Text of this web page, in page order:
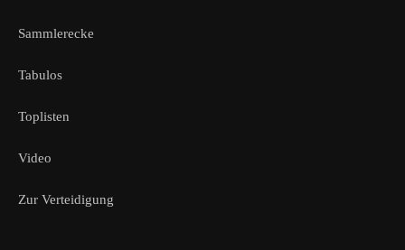
Sammlerecke
Tabulos
Toplisten
Video
Zur Verteidigung